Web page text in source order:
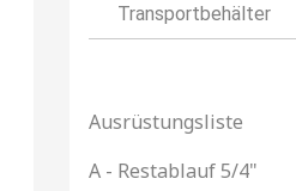
Transportbehälter
Ausrüstungsliste
A - Restablauf 5/4"